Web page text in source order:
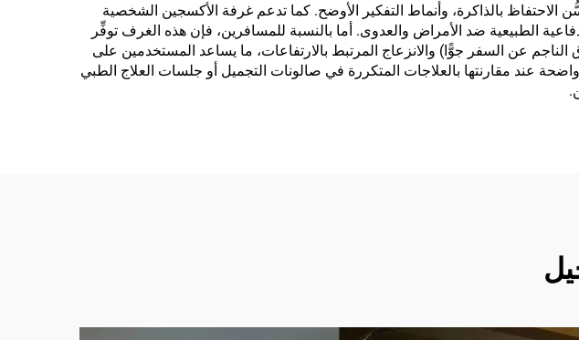
بالذاكرة، وأنماط التفكير الأوضح. كما تدعم غرفة الأكسجين الشخصية
الطبيعية ضد الأمراض والعدوى. أما بالنسبة للمسافرين، فإن هذه الغرف توفِّر
عن السفر جوًّا) والانزعاج المرتبط بالارتفاعات، ما يساعد المستخدمين على
عند مقارنتها بالعلاجات المتكررة في صالونات التجميل أو جلسات العلاج الطبي